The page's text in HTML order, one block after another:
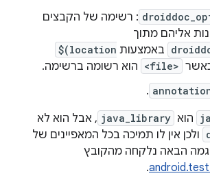
: רשימה של הקבצים
אליהם מתוך
באמצעות $(location
<file> הוא רשומה ברשימה.
.
הוא java_library , אבל הוא לא
ולכן אין לו תמיכה בכל המאפיינים של
הבאה נלקחה מהקובץ
.